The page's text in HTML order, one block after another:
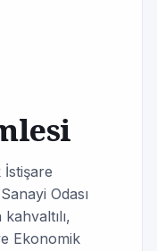
Odası
Ekonomik